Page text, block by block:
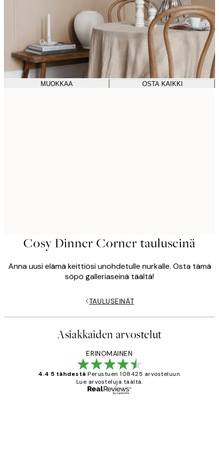
MUOKKAA OSTA KAIKKI
Cosy Dinner Corner tauluseinä
Anna uusi elämä keittiösi unohdetulle nurkalle. Osta tämä
söpö galleriaseinä täältä!
TAULUSEINÄT
Asiakkaiden arvostelut
ERINOMAINEN
4.4 5 tähdestä Perustuen 108425 arvosteluun.
Lue arvosteluja täältä.